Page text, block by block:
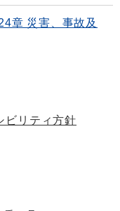
章 災害、事故及
ビリティ方針